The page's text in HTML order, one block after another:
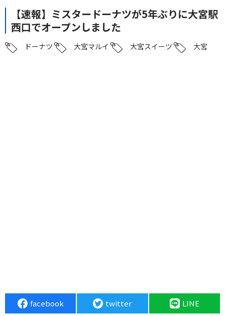
【速報】ミスタードーナツが5年ぶりに大宮駅
西口でオープンしました
ドーナツ 大宮マルイ 大宮スイーツ 大宮
facebook twitter LINE